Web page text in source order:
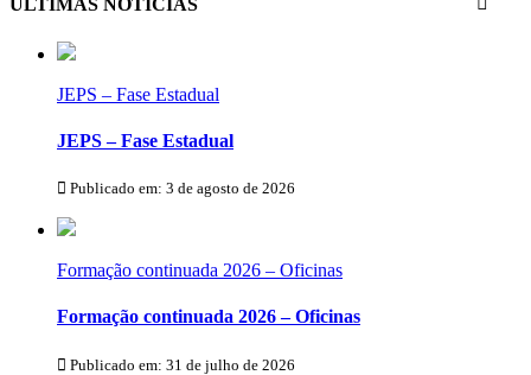
ÚLTIMAS NOTÍCIAS
JEPS – Fase Estadual
JEPS – Fase Estadual
Publicado em: 3 de agosto de 2026
Formação continuada 2026 – Oficinas
Formação continuada 2026 – Oficinas
Publicado em: 31 de julho de 2026